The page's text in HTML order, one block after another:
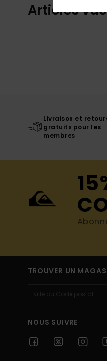
Articles
Livraison et
gratuits pour les
membres
TROUVER UN
NOUS SUIVRE